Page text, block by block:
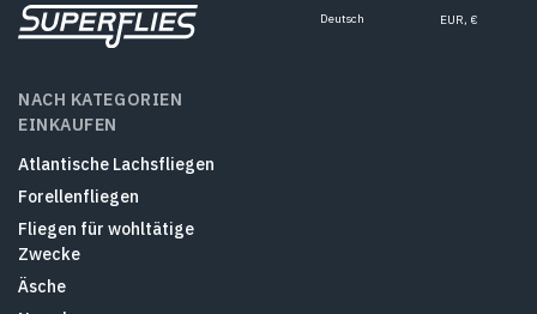
Deutsch EUR, €
NACH KATEGORIEN
EINKAUFEN
Atlantische Lachsfliegen
Forellenfliegen
Fliegen für wohltätige
Zwecke
Äsche